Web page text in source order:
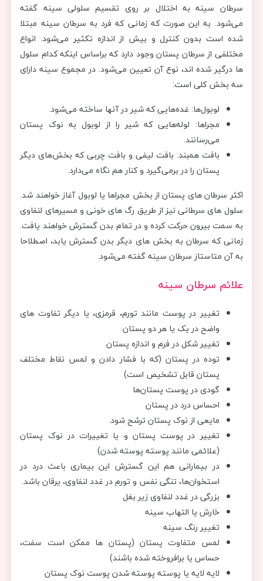
سرطان سینه به اختلال بر روی تقسیم سلولی سینه گفته
می‌شود. به این صورت که زمانی که فرد به سرطان سینه مبتلا
شده است بدون کنترل و بیش از اندازه تکثیر می‌شود. انواع
مختلفی از سرطان پستان وجود دارد که براساس اینکه کدام سلول
ها درگیر شده اند، نوع آن تعیین می‌شود. در مجموع سینه دارای
سه بخش کلی است:
لوبول‌ها: غده‌هایی که شیر در آنها ساخته می‌شود.
مجراها: لوله‌هایی که شیر را از لوبول به نوک پستان
می‌رسانند.
بافت همبند: بافت لیفی و بافت چربی که بخش‌های دیگر
پستان را در برمی‌گیرد و کنار هم نگاه می‌دارد.
اکثر سرطان های پستان از بخش مجراها یا لوبول آغاز خواهند شد.
سلول های سرطانی نیز از طریق رگ های خونی و مسیرهای لنفاوی
به سمت بیرون حرکت کرده و در تمام بدن گسترش خواهند یافت.
زمانی که سرطان به بخش های دیگر بدن گسترش یابد، اصطلاحا
به آن متاستاز سرطان سینه گفته می‌شود.
علائم سرطان سینه
تغییر در پوست مانند تورم، قرمزی، یا دیگر تفاوت های
واضح در یک یا هر دو پستان
تغییر شکل در فرم و اندازه پستان
توده در پستان (که با فشار دادن و لمس نقاط مختلف
پستان قابل تشخیص است)
گودی در پوست پستان‌ها
احساس درد در پستان
مایعی از نوک پستان ترشح شود.
تغییر در پوست پستان و یا تغییرات در نوک پستان
(علائمی مانند پوسته پوسته شدن)
در بیمارانی هم این گسترش این بیماری باعث درد در
استخوان‌ها، تنگی نفس و تورم در غدد لنفاوی، یرقان باشد.
بزرگی در غدد لنفاوی زیر بغل
خارش یا التهاب سینه
تغییر رنگ سینه
لمس متفاوت پستان (پستان ها ممکن است سفت،
حساس یا برافروخته شده باشند)
لایه لایه یا پوسته پوسته شدن پوست نوک پستان